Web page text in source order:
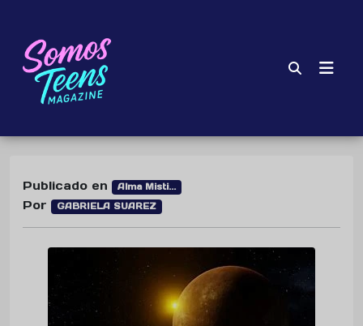
Publicado en Alma Misti...
Por GABRIELA SUAREZ